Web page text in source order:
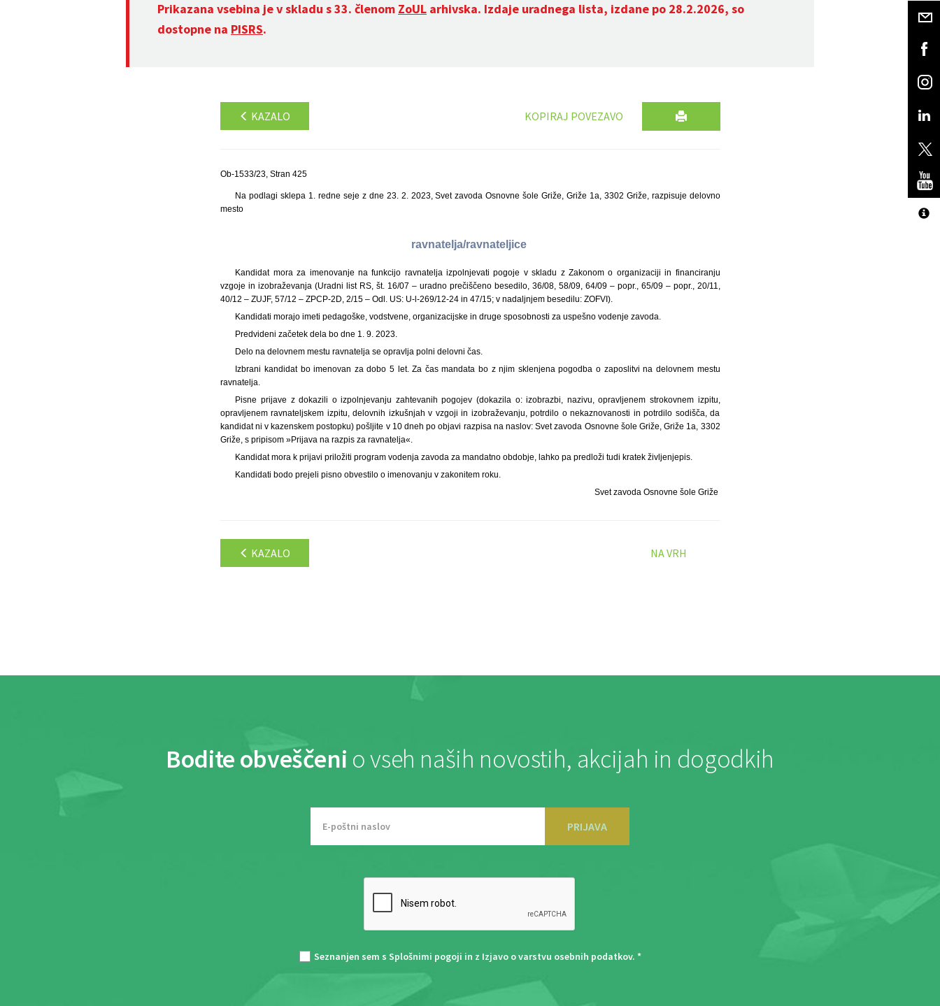
Prikazana vsebina je v skladu s 33. členom ZoUL arhivska. Izdaje uradnega lista, izdane po 28.2.2026, so
dostopne na PISRS.
KAZALO KOPIRAJ POVEZAVO
Ob-1533/23, Stran 425
Na podlagi sklepa 1. redne seje z dne 23. 2. 2023, Svet zavoda Osnovne šole Griže, Griže 1a, 3302 Griže, razpisuje delovno
mesto
ravnatelja/ravnateljice
Kandidat mora za imenovanje na funkcijo ravnatelja izpolnjevati pogoje v skladu z Zakonom o organizaciji in financiranju
vzgoje in izobraževanja (Uradni list RS, št. 16/07 – uradno prečiščeno besedilo, 36/08, 58/09, 64/09 – popr., 65/09 – popr., 20/11,
40/12 – ZUJF, 57/12 – ZPCP-2D, 2/15 – Odl. US: U-l-269/12-24 in 47/15; v nadaljnjem besedilu: ZOFVI).
Kandidati morajo imeti pedagoške, vodstvene, organizacijske in druge sposobnosti za uspešno vodenje zavoda.
Predvideni začetek dela bo dne 1. 9. 2023.
Delo na delovnem mestu ravnatelja se opravlja polni delovni čas.
Izbrani kandidat bo imenovan za dobo 5 let. Za čas mandata bo z njim sklenjena pogodba o zaposlitvi na delovnem mestu
ravnatelja.
Pisne prijave z dokazili o izpolnjevanju zahtevanih pogojev (dokazila o: izobrazbi, nazivu, opravljenem strokovnem izpitu,
opravljenem ravnateljskem izpitu, delovnih izkušnjah v vzgoji in izobraževanju, potrdilo o nekaznovanosti in potrdilo sodišča, da
kandidat ni v kazenskem postopku) pošljite v 10 dneh po objavi razpisa na naslov: Svet zavoda Osnovne šole Griže, Griže 1a, 3302
Griže, s pripisom »Prijava na razpis za ravnatelja«.
Kandidat mora k prijavi priložiti program vodenja zavoda za mandatno obdobje, lahko pa predloži tudi kratek življenjepis.
Kandidati bodo prejeli pisno obvestilo o imenovanju v zakonitem roku.
Svet zavoda Osnovne šole Griže
KAZALO NA VRH
Bodite obveščeni o vseh naših novostih, akcijah in dogodkih
PRIJAVA
Seznanjen sem s Splošnimi pogoji in z Izjavo o varstvu osebnih podatkov. *